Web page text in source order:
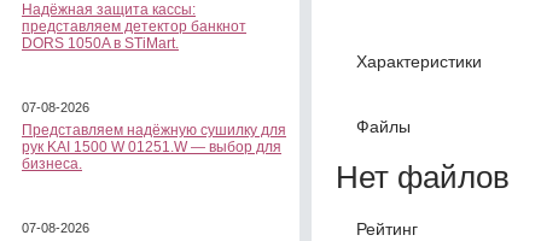
Надёжная защита кассы:
представляем детектор банкнот
DORS 1050A в STiMart.
07-08-2026
Представляем надёжную сушилку для
рук KAI 1500 W 01251.W — выбор для
бизнеса.
07-08-2026
Характеристики
Файлы
Нет файлов
Рейтинг